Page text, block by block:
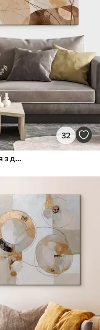
32
Абстрактна квіткова композиція з двох частин